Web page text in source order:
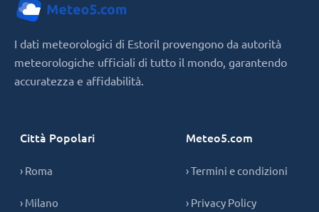
I dati meteorologici di Estoril provengono da autorità
meteorologiche ufficiali di tutto il mondo, garantendo
accuratezza e affidabilità.
Città Popolari
› Roma
› Milano
Meteo5.com
› Termini e condizioni
› Privacy Policy